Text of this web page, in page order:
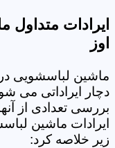
ایرادات متداول
اوز
ماشین لباسشویی
دچار ایراداتی می
بررسی تعدادی از
ایرادات ماشین
زیر خلاصه کرد: